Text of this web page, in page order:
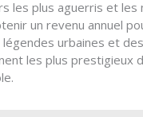
les plus aguerris et
un revenu annuel
urbaines et
les plus prestigieux